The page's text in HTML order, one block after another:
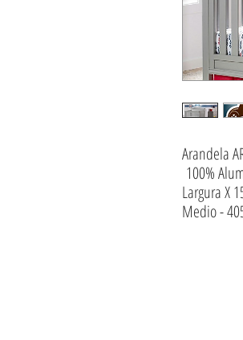
Arandela
100%
Largura X
Medio -